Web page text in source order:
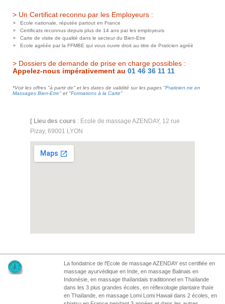
> Un Certificat reconnu par les Employeurs :
Ecole nationale, réputée partout en France
Certificats reconnus depuis plus de 14 ans par les employeurs
Carte de visite de qualité dans le secteur du Bien-Etre
Ecole agréée par la FFMBE qui vous ouvre droit au titre de Praticien agréé
> Dossiers de demande de prise en charge possibles :
Appelez-nous impérativement au 01 46 36 11 11
*Voir les offres "à partir de" et les dates de validité sur les pages "Praticien.ne en
Massages Bien-Etre" et "Formations à la Carte"
[ Lieu des cours : Ecole de massage AZENDAY, 12 rue
Pizay, 69001 LYON
La fondatrice de l'Ecole de massage AZENDAY est certifiée en
massage ayurvédique en Inde, en massage Balinais en
Indonésie, en massage thaïlandais traditionnel en Thaïlande
dans les 3 plus grandes écoles, en réflexologie plantaire thaïe
en Thaïlande, en massage Lomi Lomi Hawaii dans 2 écoles, en